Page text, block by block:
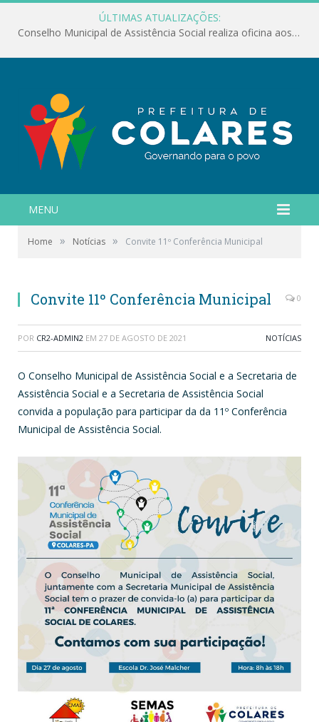
ÚLTIMAS ATUALIZAÇÕES:
Conselho Municipal de Assistência Social realiza oficina aos servidores
MENU
Home » Notícias » Convite 11º Conferência Municipal
Convite 11º Conferência Municipal 0
POR CR2-ADMIN2 EM 27 DE AGOSTO DE 2021 NOTÍCIAS
O Conselho Municipal de Assistência Social e a Secretaria de
Assistência Social e a Secretaria de Assistência Social
convida a população para participar da da 11º Conferência
Municipal de Assistência Social.